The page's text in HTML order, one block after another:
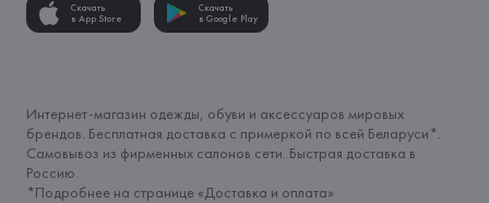
Скачать
в App Store
Скачать
в Google Play
Интернет-магазин одежды, обуви и аксессуаров мировых
брендов. Бесплатная доставка с примеркой по всей Беларуси*.
Самовывоз из фирменных салонов сети. Быстрая доставка в
Россию.
*Подробнее на странице «Доставка и оплата»